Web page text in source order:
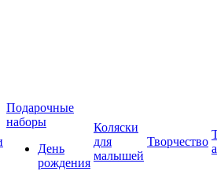
Подарочные
наборы
День
рождения
Коляски
для
малышей
Творчество